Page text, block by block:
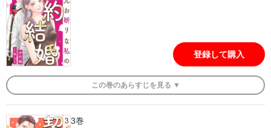
登録して購入
この巻のあらすじを 見る ▼
3巻